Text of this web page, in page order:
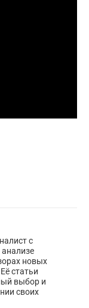
с
новых
статьи
выбор и
своих